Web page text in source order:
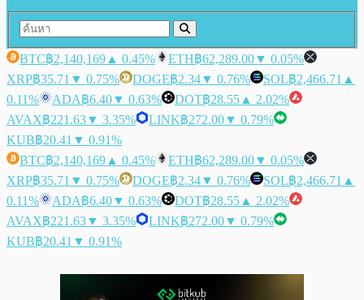
BTC฿2,140,169 ▲ 0.45% ETH฿62,289.00▼ 0.05%
XRP฿35.71 ▼ 0.75% DOGE฿2.34▼ 0.76% SOL฿2,466.71 ▲
0.11%
ADA฿6.40▼ 0.63% DOT฿28.55 ▲ 2.02%
AVAX฿221.63▼ 3.35% LINK฿272.00▼ 0.79%
KUB฿20.41 ▼ 0.91%
BTC฿2,140,169 ▲ 0.45% ETH฿62,289.00▼ 0.05%
XRP฿35.71 ▼ 0.75% DOGE฿2.34▼ 0.76% SOL฿2,466.71 ▲
0.11%
ADA฿6.40▼ 0.63% DOT฿28.55 ▲ 2.02%
AVAX฿221.63▼ 3.35% LINK฿272.00▼ 0.79%
KUB฿20.41 ▼ 0.91%